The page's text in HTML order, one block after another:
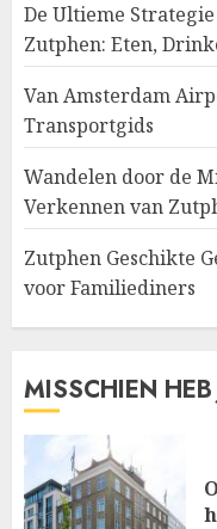
De Ultieme
Zutphen: Eten,
Van Amsterdam
Transportgids
Wandelen door de
Verkennen van
Zutphen Geschikte
voor Familiediners
MISSCHIEN